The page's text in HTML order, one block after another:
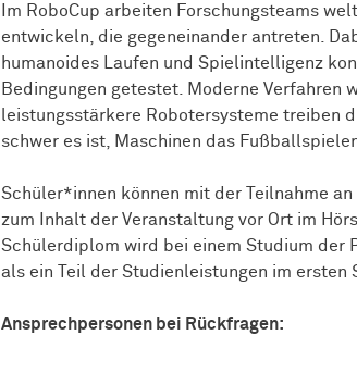
Im RoboCup arbeiten Forschungsteams
entwickeln, die gegeneinander antreten.
humanoides Laufen und Spielintelligenz
Bedingungen getestet. Moderne Verfahren
leistungsstärkere Robotersysteme treiben
schwer es ist, Maschinen das
Schüler*innen können mit der Teilnahme
zum Inhalt der Veranstaltung vor Ort im
Schülerdiplom wird bei einem Studium der
als ein Teil der Studienleistungen im ersten
An­sprech­per­so­nen bei Rückfragen: